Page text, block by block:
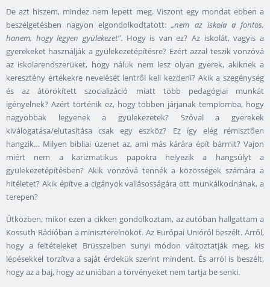
De azt hiszem, mindez nem lepett meg. Viszont egy mondat ebben a
beszélgetésben nagyon elgondolkodtatott:„nem az iskola a fontos,
hanem, hogy legyen gyülekezet”. Hogy is van ez? Az iskolát, vagyis a
gyerekeket használják a gyülekezetépítésre? Ezért azzal teszik vonzóvá
az iskolarendszerüket, hogy náluk nem lesz olyan gyerek, akiknek a
keresztény értékekre nevelését lentről kell kezdeni? Akik a szegénység
és az átörökített szocializáció miatt több pedagógiai munkát
igényelnek? Azért történik ez, hogy többen járjanak templomba, hogy
nagyobbak legyenek a gyülekezetek? Szóval a gyerekek
kiválogatása/elutasítása csak egy eszköz? Ez így elég rémisztően
hangzik… Milyen bibliai üzenet az, ami más kárára épít bármit? Vajon
miért nem a karizmatikus papokra helyezik a hangsúlyt a
gyülekezetépítésben? Akik vonzóvá tennék a közösségek számára a
hitéletet? Akik építve a cigányok vallásosságára ott munkálkodnának, a
terepen?
Útközben, mikor ezen a cikken gondolkoztam, az autóban hallgattam a
Kossuth Rádióban a miniszterelnököt. Az Európai Unióról beszélt. Arról,
hogy a feltételeket Brüsszelben sunyi módon változtatják meg, kis
lépésekkel torzítva a saját érdekük szerint mindent. És arról is beszélt,
hogy az a baj, hogy az unióban a törvényeket nem tartja be senki.